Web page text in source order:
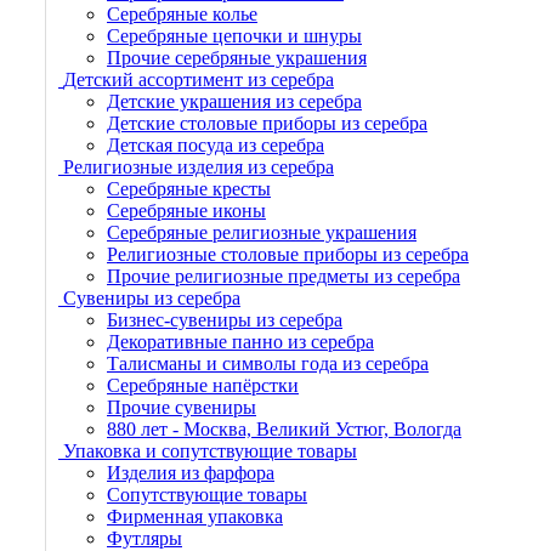
Серебряные колье
Серебряные цепочки и шнуры
Прочие серебряные украшения
Детский ассортимент из серебра
Детские украшения из серебра
Детские столовые приборы из серебра
Детская посуда из серебра
Религиозные изделия из серебра
Серебряные кресты
Серебряные иконы
Серебряные религиозные украшения
Религиозные столовые приборы из серебра
Прочие религиозные предметы из серебра
Сувениры из серебра
Бизнес-сувениры из серебра
Декоративные панно из серебра
Талисманы и символы года из серебра
Серебряные напёрстки
Прочие сувениры
880 лет - Москва, Великий Устюг, Вологда
Упаковка и сопутствующие товары
Изделия из фарфора
Сопутствующие товары
Фирменная упаковка
Футляры